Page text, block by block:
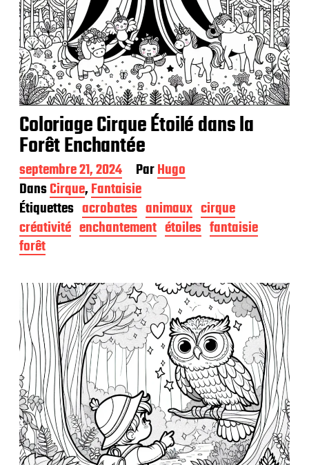
Coloriage Cirque Étoilé dans la
Forêt Enchantée
D
a
t
e
d
e
p
b
l
c
a
t
o
n
septembre 21, 2024 ParHugo
DansCirque,Fantaisie
Étiquettes acrobates animaux cirque
créativité enchantement étoiles fantaisie
forêt